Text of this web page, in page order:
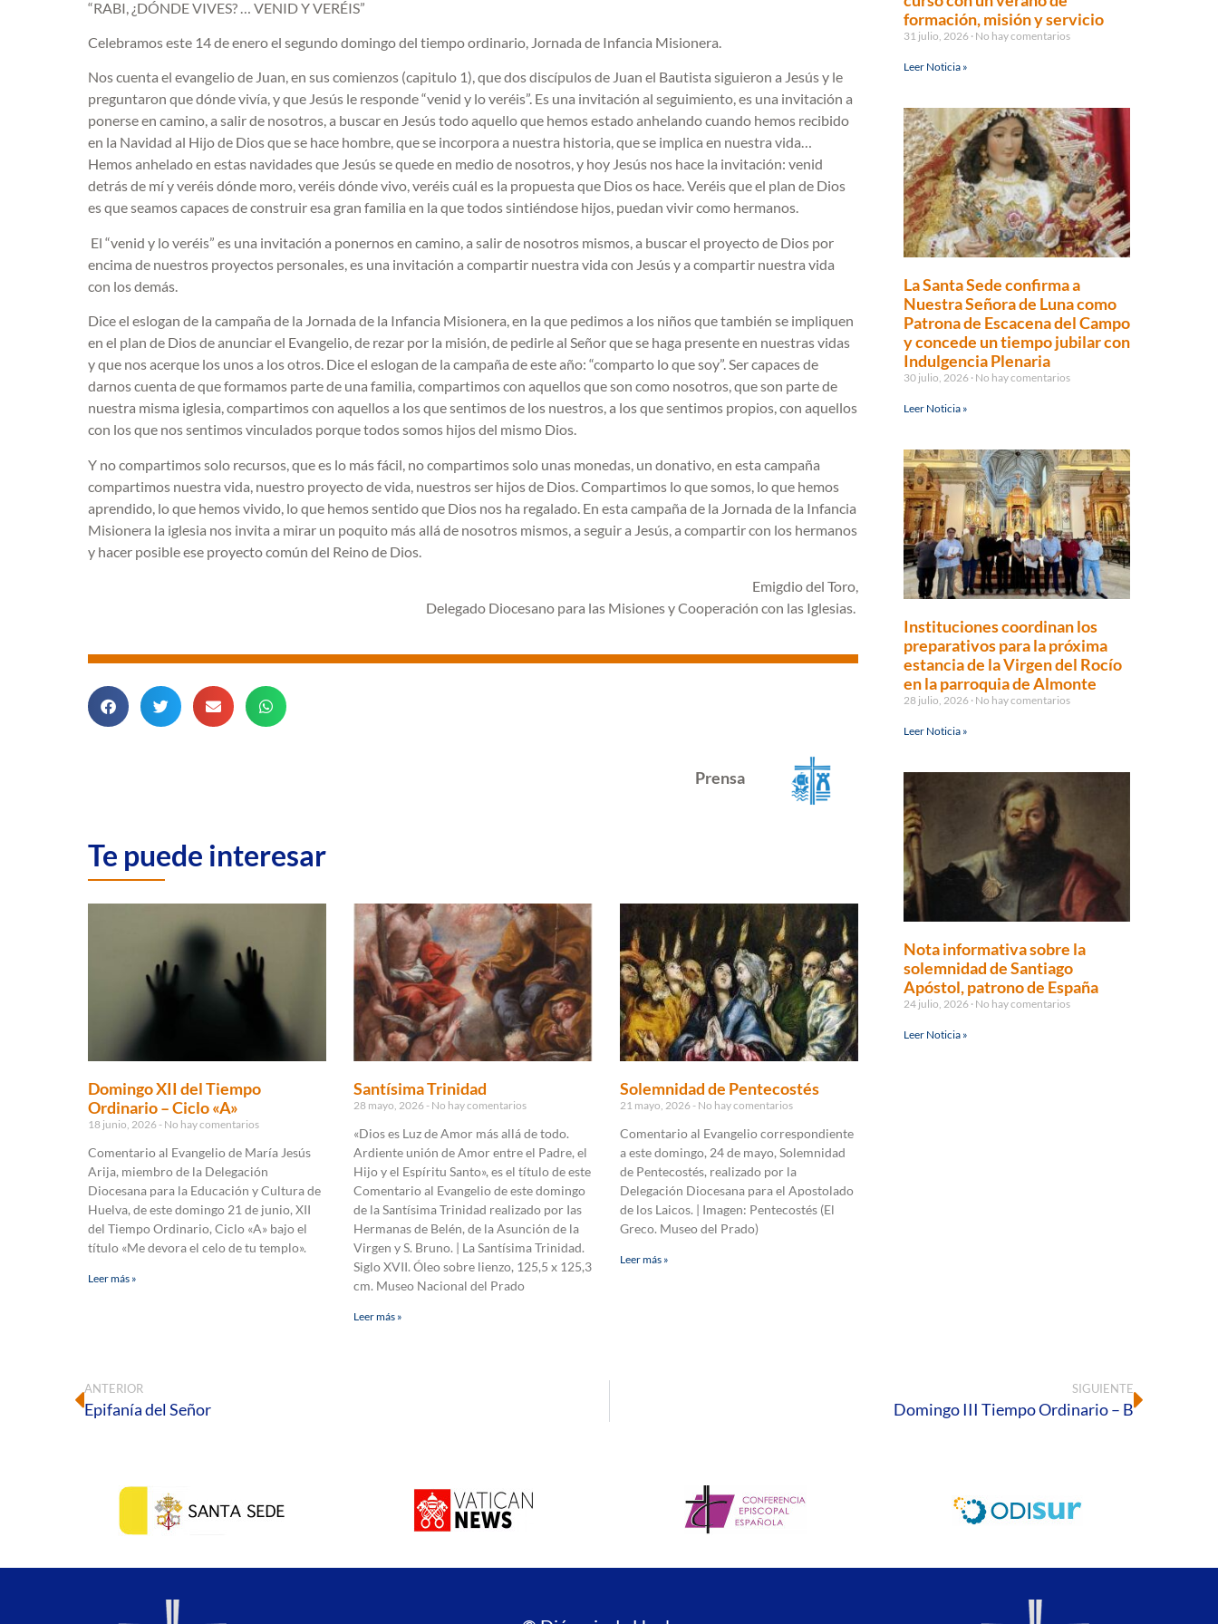
“RABI, ¿DÓNDE VIVES? … VENID Y VERÉIS”
Celebramos este 14 de enero el segundo domingo del tiempo ordinario, Jornada de Infancia Misionera.
Nos cuenta el evangelio de Juan, en sus comienzos (capitulo 1), que dos discípulos de Juan el Bautista siguieron a Jesús y le
preguntaron que dónde vivía, y que Jesús le responde “venid y lo veréis”. Es una invitación al seguimiento, es una invitación a
ponerse en camino, a salir de nosotros, a buscar en Jesús todo aquello que hemos estado anhelando cuando hemos recibido
en la Navidad al Hijo de Dios que se hace hombre, que se incorpora a nuestra historia, que se implica en nuestra vida…
Hemos anhelado en estas navidades que Jesús se quede en medio de nosotros, y hoy Jesús nos hace la invitación: venid
detrás de mí y veréis dónde moro, veréis dónde vivo, veréis cuál es la propuesta que Dios os hace. Veréis que el plan de Dios
es que seamos capaces de construir esa gran familia en la que todos sintiéndose hijos, puedan vivir como hermanos.
El “venid y lo veréis” es una invitación a ponernos en camino, a salir de nosotros mismos, a buscar el proyecto de Dios por
encima de nuestros proyectos personales, es una invitación a compartir nuestra vida con Jesús y a compartir nuestra vida
con los demás.
Dice el eslogan de la campaña de la Jornada de la Infancia Misionera, en la que pedimos a los niños que también se impliquen
en el plan de Dios de anunciar el Evangelio, de rezar por la misión, de pedirle al Señor que se haga presente en nuestras vidas
y que nos acerque los unos a los otros. Dice el eslogan de la campaña de este año: “comparto lo que soy”. Ser capaces de
darnos cuenta de que formamos parte de una familia, compartimos con aquellos que son como nosotros, que son parte de
nuestra misma iglesia, compartimos con aquellos a los que sentimos de los nuestros, a los que sentimos propios, con aquellos
con los que nos sentimos vinculados porque todos somos hijos del mismo Dios.
Y no compartimos solo recursos, que es lo más fácil, no compartimos solo unas monedas, un donativo, en esta campaña
compartimos nuestra vida, nuestro proyecto de vida, nuestros ser hijos de Dios. Compartimos lo que somos, lo que hemos
aprendido, lo que hemos vivido, lo que hemos sentido que Dios nos ha regalado. En esta campaña de la Jornada de la Infancia
Misionera la iglesia nos invita a mirar un poquito más allá de nosotros mismos, a seguir a Jesús, a compartir con los hermanos
y hacer posible ese proyecto común del Reino de Dios.
Emigdio del Toro,
Delegado Diocesano para las Misiones y Cooperación con las Iglesias.
Prensa
Te puede interesar
Domingo XII del Tiempo
Ordinario – Ciclo «A»
18 junio, 2026 No hay comentarios
Comentario al Evangelio de María Jesús
Arija, miembro de la Delegación
Diocesana para la Educación y Cultura de
Huelva, de este domingo 21 de junio, XII
del Tiempo Ordinario, Ciclo «A» bajo el
título «Me devora el celo de tu templo».
Leer más »
Santísima Trinidad
28 mayo, 2026 No hay comentarios
«Dios es Luz de Amor más allá de todo.
Ardiente unión de Amor entre el Padre, el
Hijo y el Espíritu Santo», es el título de este
Comentario al Evangelio de este domingo
de la Santísima Trinidad realizado por Ias
Hermanas de Belén, de la Asunción de la
Virgen y S. Bruno. | La Santísima Trinidad.
Siglo XVII. Óleo sobre lienzo, 125,5 x 125,3
cm. Museo Nacional del Prado
Leer más »
Solemnidad de Pentecostés
21 mayo, 2026 No hay comentarios
Comentario al Evangelio correspondiente
a este domingo, 24 de mayo, Solemnidad
de Pentecostés, realizado por la
Delegación Diocesana para el Apostolado
de los Laicos. | Imagen: Pentecostés (El
Greco. Museo del Prado)
Leer más »
formación, misión y servicio
31 julio, 2026 No hay comentarios
Leer Noticia »
La Santa Sede confirma a
Nuestra Señora de Luna como
Patrona de Escacena del Campo
y concede un tiempo jubilar con
Indulgencia Plenaria
30 julio, 2026 No hay comentarios
Leer Noticia »
Instituciones coordinan los
preparativos para la próxima
estancia de la Virgen del Rocío
en la parroquia de Almonte
28 julio, 2026 No hay comentarios
Leer Noticia »
Nota informativa sobre la
solemnidad de Santiago
Apóstol, patrono de España
24 julio, 2026 No hay comentarios
Leer Noticia »
ANTERIOR
Epifanía del Señor
SIGUIENTE
Domingo III Tiempo Ordinario – B